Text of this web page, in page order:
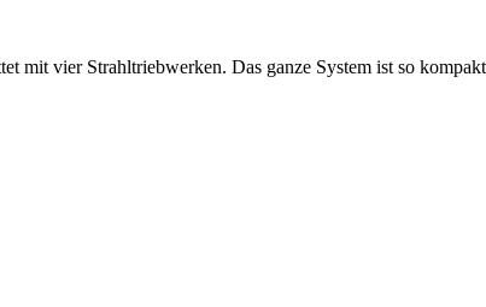
mit vier Strahltriebwerken. Das ganze System ist so